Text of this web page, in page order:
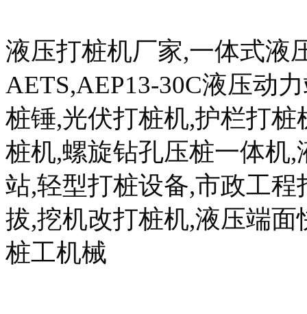
液压打桩机厂家,一体式液
AETS,AEP13-30C液压动
桩锤,光伏打桩机,护栏打
桩机,螺旋钻孔压桩一体机
站,轻型打桩设备,市政工
拔,挖机改打桩机,液压端面
桩工机械